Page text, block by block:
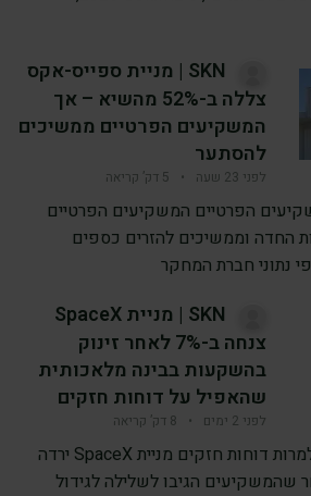
SKN | מניית ספייס-אקס
צללה ב-52% מהשיא – אך
המשקיעים הפרטיים ממשיכים
להסתער
לפני 23 שעה • 5 דק’ קריאה
הפרטיים המשקיעים הפרטיים
החדה וממשיכים להזרים כספים
נתוני חברת המחקר
SKN | מניית SpaceX
צנחה ב-7% לאחר זינוק
בהשקעות בבינה מלאכותית
שהאפיל על דוחות חזקים
לפני 2 ימים • 8 דק’ קריאה
מניית SpaceX יורדת למרות דוחות חזקים מניית SpaceX ירדה
לאחר שהמשקיעים הגיבו לשלילה לגידול